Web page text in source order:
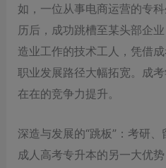
如，一位从事电商运营的专
历后，成功跳槽至某头部企
造业工作的技术工人，凭借
职业发展路径大幅拓宽。成
在在的竞争力提升。
深造与发展的“跳板”：考研、
成人高考专升本的另一大优